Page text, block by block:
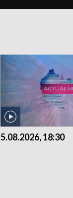
5.08.2026, 18:30